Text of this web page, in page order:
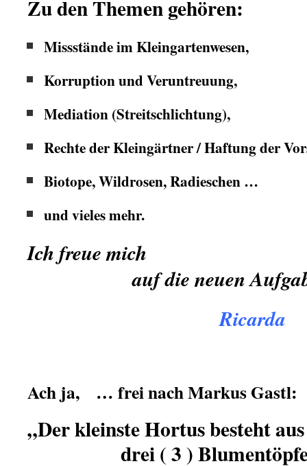
Zu den Themen gehören:
Missstände im Kleingartenwesen,
Korruption und Veruntreuung,
Mediation (Streitschlichtung),
Rechte der Kleingärtner / Haftung der
Biotope, Wildrosen, Radieschen …
und vieles mehr.
Ich freue mich
auf die neuen
Ricarda
Ach ja, … frei nach Markus Gastl:
„Der kleinste Hortus besteht aus
drei ( 3 )